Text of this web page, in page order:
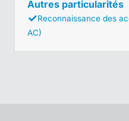
Autres particularités
Reconnaissance des
AC)